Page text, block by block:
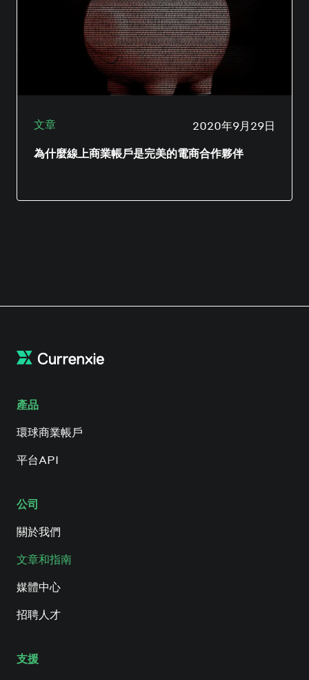
用經過亞馬遜審查和預先批准的支付服務商。參
與計劃的商戶必須首先達到亞馬遜的風險管理和
法規要求，以降低詐騙和系統濫用的可能性。
文章
2020年9月29日
為什麼線上商業帳戶是完美的電商合作夥伴
戰。傳統銀行往往速度慢，客戶服務參差，而且
用經過亞馬遜審查和預先批准的支付服務商。參
與計劃的商戶必須首先達到亞馬遜的風險管理和
法規要求，以降低詐騙和系統濫用的可能性。
產品
環球商業帳戶
平台API
公司
關於我們
文章和指南
媒體中心
招聘人才
支援